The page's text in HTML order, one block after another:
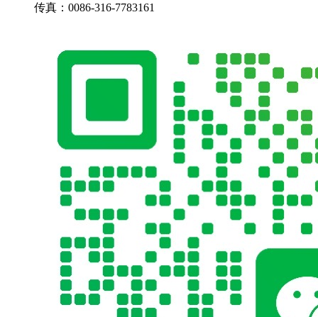
传真：0086-316-7783161